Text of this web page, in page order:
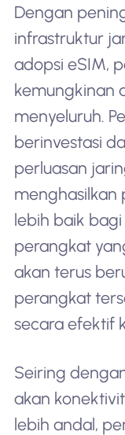
Dengan
infrastruktur
adopsi eSIM,
kemungkinan
menyeluruh.
berinvestasi
perluasan
menghasilkan
lebih baik
perangkat
akan terus
perangkat
secara efektif
Seiring
akan
lebih andal,